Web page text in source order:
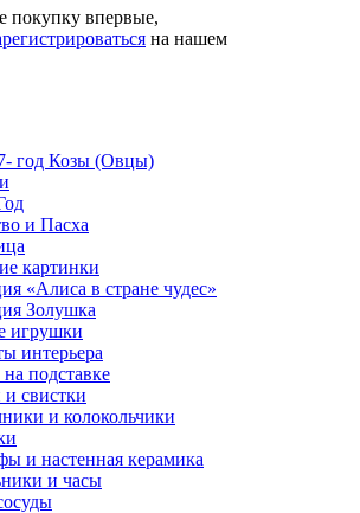
покупку впервые,
на нашем
год Козы (Овцы)
и Пасха
картинки
«Алиса в стране чудес»
Золушка
игрушки
интерьера
подставке
и свистки
и колокольчики
и настенная керамика
и часы